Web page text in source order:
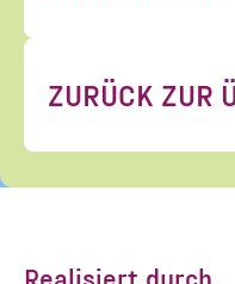
ZURÜCK ZUR
Realisiert durch